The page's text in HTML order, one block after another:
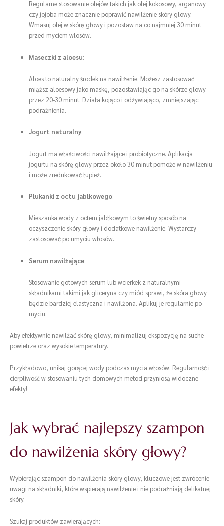
Regularne stosowanie olejów takich jak olej kokosowy, arganowy
czy jojoba może znacznie poprawić nawilżenie skóry głowy.
Wmasuj olej w skórę głowy i pozostaw na co najmniej 30 minut
przed myciem włosów.
Maseczki z aloesu:
Aloes to naturalny środek na nawilżenie. Możesz zastosować
miąższ aloesowy jako maskę, pozostawiając go na skórze głowy
przez 20-30 minut. Działa kojąco i odżywiająco, zmniejszając
podrażnienia.
Jogurt naturalny:
Jogurt ma właściwości nawilżające i probiotyczne. Aplikacja
jogurtu na skórę głowy przez około 30 minut pomoże w nawilżeniu
i może zredukować łupież.
Płukanki z octu jabłkowego:
Mieszanka wody z octem jabłkowym to świetny sposób na
oczyszczenie skóry głowy i dodatkowe nawilżenie. Wystarczy
zastosować po umyciu włosów.
Serum nawilżające:
Stosowanie gotowych serum lub wcierkek z naturalnymi
składnikami takimi jak gliceryna czy miód sprawi, że skóra głowy
będzie bardziej elastyczna i nawilżona. Aplikuj je regularnie po
myciu.
Aby efektywnie nawilżać skórę głowy, minimalizuj ekspozycję na suche
powietrze oraz wysokie temperatury.
Przykładowo, unikaj gorącej wody podczas mycia włosów. Regularność i
cierpliwość w stosowaniu tych domowych metod przyniosą widoczne
efekty!
Jak wybrać najlepszy szampon
do nawilżenia skóry głowy?
Wybierając szampon do nawilżenia skóry głowy, kluczowe jest zwrócenie
uwagi na składniki, które wspierają nawilżenie i nie podrażniają delikatnej
skóry.
Szukaj produktów zawierających: